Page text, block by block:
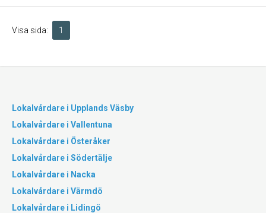
Visa sida: 1
Lokalvårdare i Upplands Väsby
Lokalvårdare i Vallentuna
Lokalvårdare i Österåker
Lokalvårdare i Södertälje
Lokalvårdare i Nacka
Lokalvårdare i Värmdö
Lokalvårdare i Lidingö